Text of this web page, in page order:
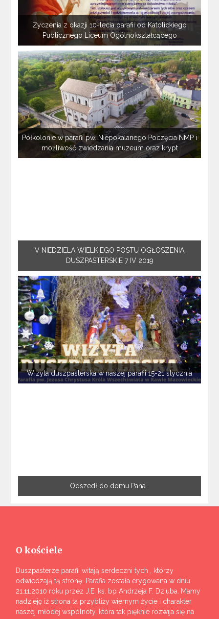
Życzenia z okazji 10-lecia parafii od Katolickiego
Publicznego Liceum Ogólnokształcącego
Półkolonie w parafii pw. Niepokalanego Poczęcia NMP i
możliwość zwiedzania muzeum oraz krypt
V NIEDZIELA WIELKIEGO POSTU OGŁOSZENIA
DUSZPASTERSKIE 7 IV 2019
Wizyta duszpasterska w naszej parafii 15-21 stycznia
Odszedł do domu Pana…
O kościele
Duszpasterze parafii witają serdeczni tych , którzy
odwiedzają tą stronę. Parafia została erygowana w dniu
21.11.2010 roku przez J.E. ks. bp Andrzeja F. Dziuba. Mamy
nadzieję iż strona ta przybliży wiernym życie i charakter
naszej młodej wspólnoty, która tak pięknie rozwija się na